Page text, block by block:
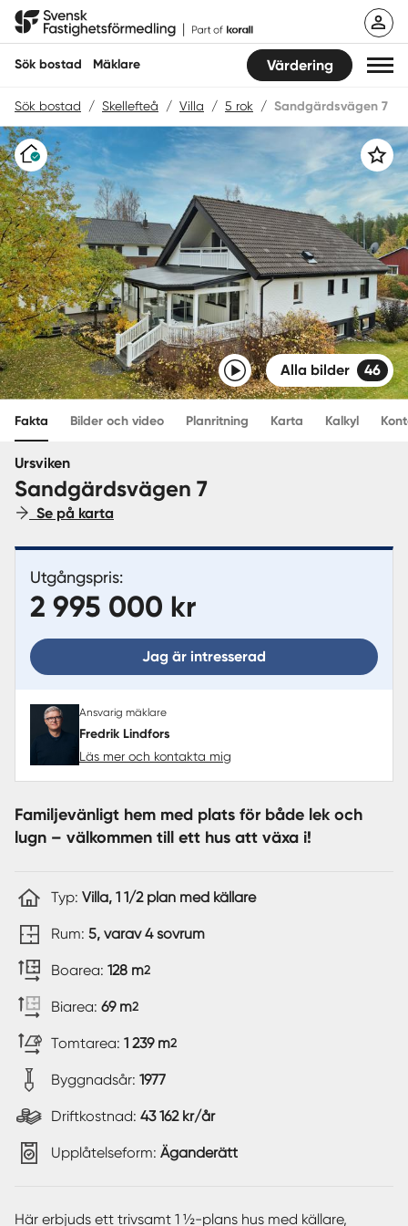
Hoppa
Svensk Fastighetsförmedling
Sök bostad Mäklare Värdering
Sök bostad
Hitta mäklare
Sälja
Köpa
Guider
Start
Logga in
Sverige
Sök bostad / Skellefteå / Villa / 5 rok / Sandgärdsvägen 7
Varudeklarerat Spara
VideoAlla bilder 46
Fakta Bilder och video Planritning Karta Kalkyl
Ursviken
Sandgärdsvägen 7
Se på karta
Utgångspris:
2 995 000 kr
Jag är intresserad
Ansvarig mäklare
Fredrik Lindfors
Läs mer och kontakta mig
Familjevänligt hem med plats för både lek och
lugn – välkommen till ett hus att växa i!
Typ: Villa, 1 1/2 plan med källare
Rum: 5, varav 4 sovrum
Boarea: 128 m2
Biarea: 69 m2
Tomtarea: 1 239 m2
Byggnadsår: 1977
Driftkostnad: 43 162 kr/år
Upplåtelseform: Äganderätt
Här erbjuds ett trivsamt 1 ½-plans hus med källare,